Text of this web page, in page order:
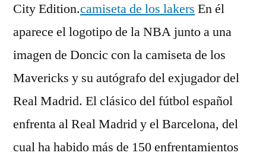
City Edition.camiseta de los lakers En él
aparece el logotipo de la NBA junto a una
imagen de Doncic con la camiseta de los
Mavericks y su autógrafo del exjugador del
Real Madrid. El clásico del fútbol español
enfrenta al Real Madrid y el Barcelona, del
cual ha habido más de 150 enfrentamientos